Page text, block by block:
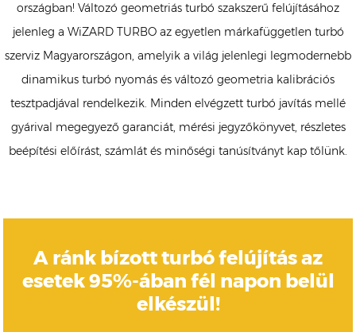
országban! Változó geometriás turbó szakszerű felújításához
jelenleg a WiZARD TURBO az egyetlen márkafüggetlen turbó
szerviz Magyarországon, amelyik a világ jelenlegi legmodernebb
dinamikus turbó nyomás és változó geometria kalibrációs
tesztpadjával rendelkezik. Minden elvégzett turbó javítás mellé
gyárival megegyező garanciát, mérési jegyzőkönyvet, részletes
beépítési előírást, számlát és minőségi tanúsítványt kap tőlünk.
A ránk bízott turbó felújítás az
esetek 95%-ában fél napon belül
elkészül!